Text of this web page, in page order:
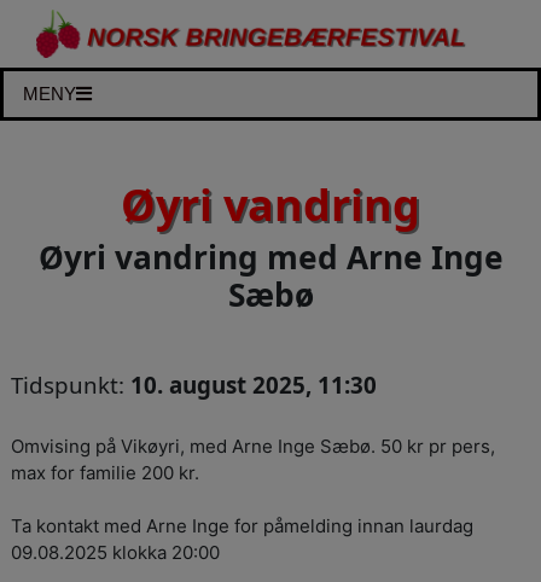
MENY
Øyri vandring
Øyri vandring med Arne Inge
Sæbø
Tidspunkt: 10. august 2025, 11:30
Omvising på Vikøyri, med Arne Inge Sæbø. 50 kr pr pers,
max for familie 200 kr.
Ta kontakt med Arne Inge for påmelding innan laurdag
09.08.2025 klokka 20:00